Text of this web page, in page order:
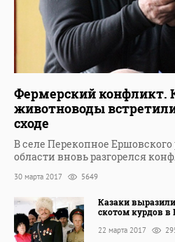
Фермерский конфликт.
животноводы
сходе
В селе Перекопное
области вновь разгорелся
30 марта 2017 5649
Казаки выразили
скотом курдов в
22 марта 2017